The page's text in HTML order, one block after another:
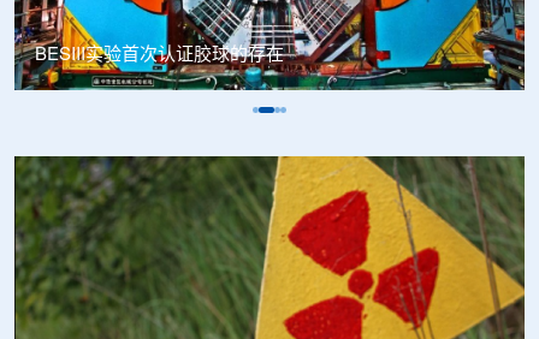
Thor Medical从AlphaOne首次交付高纯度钍-228，商业供货
启动